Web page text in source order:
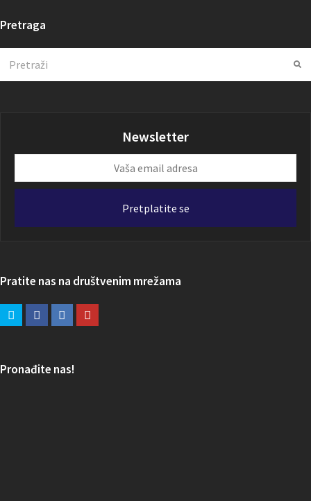
Pretraga
Newsletter
email
Pretplatite se
Pratite nas na društvenim mrežama
Pronađite nas!